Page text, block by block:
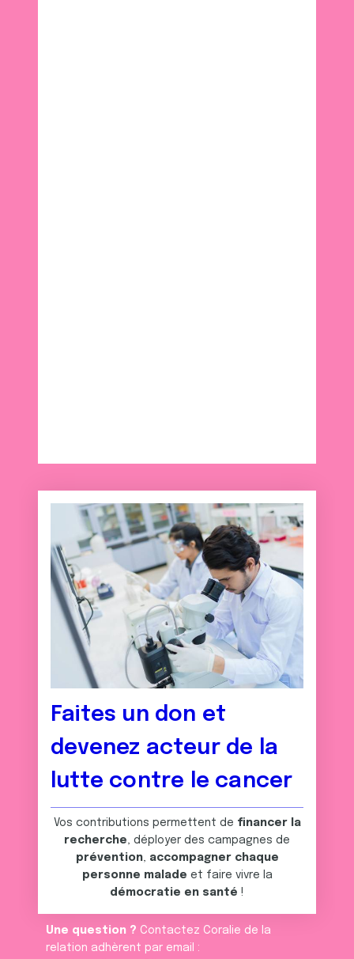
Faites un don et
devenez acteur de la
lutte contre le cancer
Vos contributions permettent de financer la
recherche, déployer des campagnes de
prévention, accompagner chaque
personne malade et faire vivre la
démocratie en santé !
Une question ? Contactez Coralie de la
relation adhèrent par email :